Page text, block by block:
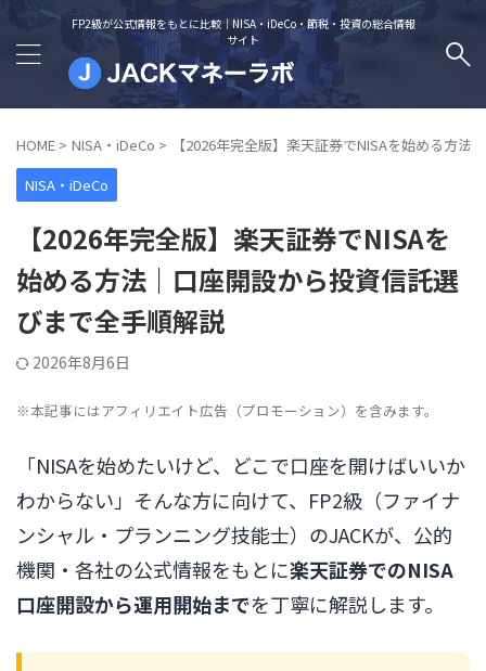
FP2級が公式情報をもとに比較｜NISA・iDeCo・節税・投資の総合情報
サイト
HOME > NISA・iDeCo >
【2026年完全版】楽天証券でNISAを始める方
NISA・iDeCo
【2026年完全版】楽天証券でNISAを
始める方法｜口座開設から投資信託選
びまで全手順解説
2026年8月6日
※本記事にはアフィリエイト広告（プロモーション）を含みます。
「NISAを始めたいけど、どこで口座を開けばいいか
わからない」そんな方に向けて、FP2級（ファイナ
ンシャル・プランニング技能士）のJACKが、公的
機関・各社の公式情報をもとに楽天証券でのNISA
口座開設から運用開始までを丁寧に解説します。